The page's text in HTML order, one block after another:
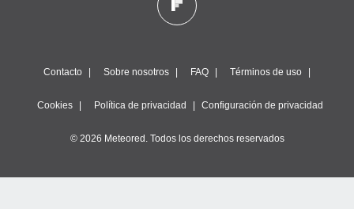
Contacto Sobre nosotros FAQ Términos de uso
Cookies Política de privacidad Configuración de privacidad
© 2026 Meteored. Todos los derechos reservados